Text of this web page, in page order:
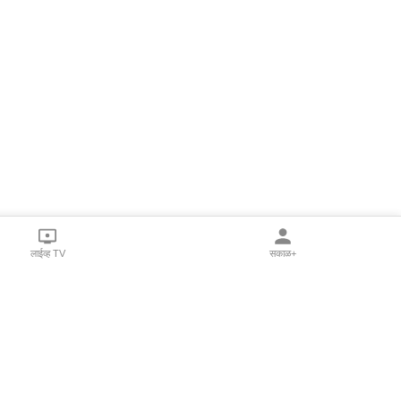
लाईव्ह TV सकाळ+